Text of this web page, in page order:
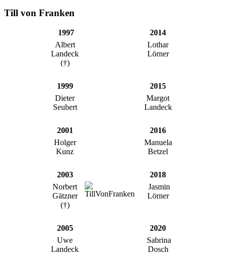
Till von Franken
1997
2014
Albert
Landeck
(†)
Lothar
Lörner
1999
2015
Dieter
Seubert
Margot
Landeck
2001
2016
Holger
Kunz
Manuela
Betzel
2003
2018
Norbert
Gätzner
(†)
Jasmin
Lörner
2005
2020
Uwe
Landeck
Sabrina
Dosch